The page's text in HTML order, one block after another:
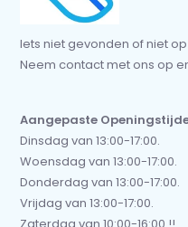
Iets niet gevonden of niet
Neem contact met ons op
Aangepaste
Dinsdag van 13:00-17:00.
Woensdag van 13:00-17:00.
Donderdag van 13:00-17:00.
Vrijdag van 13:00-17:00.